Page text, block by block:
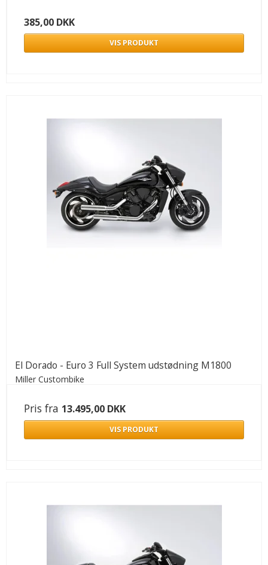
385,00 DKK
VIS PRODUKT
El Dorado - Euro 3 Full System udstødning M1800
Miller Custombike
Pris fra 13.495,00 DKK
VIS PRODUKT